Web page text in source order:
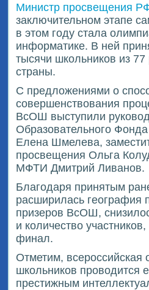
Министр просвещения
заключительном этапе
в этом году стала
информатике. В ней
тысячи школьников из
страны.
С предложениями о
совершенствования
ВсОШ выступили
Образовательного
Елена Шмелева,
просвещения Ольга
МФТИ Дмитрий Ливанов.
Благодаря принятым
расширилась география
призеров ВсОШ,
и количество
финал.
Отметим, всероссийская
школьников проводится
престижным